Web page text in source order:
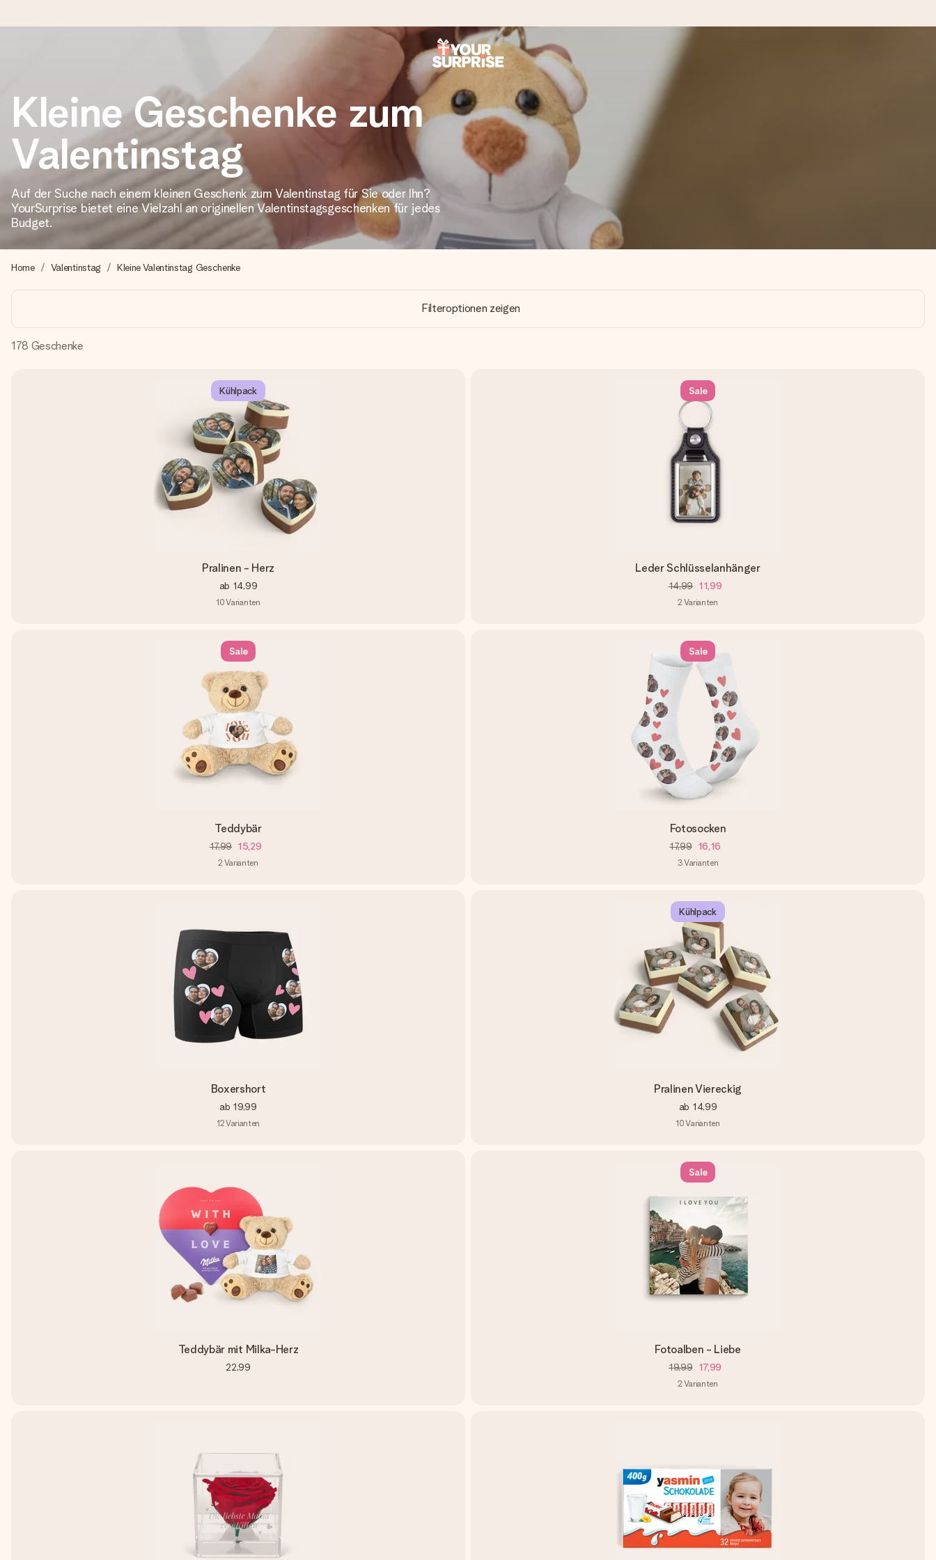
Heute bestellt, in 1 Werktag verschickt
Wir bereiten dein Geschenk sorgfältig vor und schicken es blitzschnell – damit du es genau zum richtigen Zeitpunkt überreichen kannst, wenn es am meisten
zählt.
4,8 (basierend auf +15.000 Bewertungen)
Unsere Geschenke begeistern. Kunden bewerten uns mit 4,8 bei Google Reviews (Gesamtergebnis aller Länder, in die wir versenden).
+49 39292 929695
Montag - Freitag : 8:30 - 17:00 Uhr
Samstag - Sonntag : 8:30 - 13:00 Uhr
Kleine Geschenke zum
Valentinstag
Auf der Suche nach einem kleinen Geschenk zum Valentinstag für Sie oder Ihn?
YourSurprise bietet eine Vielzahl an originellen Valentinstagsgeschenken für jedes
Budget.
Home Valentinstag Kleine Valentinstag Geschenke
Filteroptionen zeigen
178 Geschenke
Kühlpack
Pralinen - Herz
ab 14,99
10Varianten
Sale
Leder Schlüsselanhänger
14,99 11,99
2 Varianten
Sale
Teddybär
17,99 15,29
2 Varianten
Sale
Fotosocken
17,99 16,16
3Varianten
Boxershort
ab 19,99
12Varianten
Kühlpack
Pralinen Viereckig
ab 14,99
10Varianten
Teddybär mit Milka-Herz
22,99
Sale
Fotoalben - Liebe
19,99 17,99
2 Varianten